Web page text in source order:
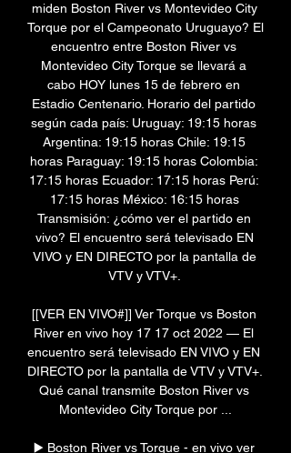
miden Boston River vs Montevideo City
Torque por el Campeonato Uruguayo? El
encuentro entre Boston River vs
Montevideo City Torque se llevará a
cabo HOY lunes 15 de febrero en
Estadio Centenario. Horario del partido
según cada país: Uruguay: 19:15 horas
Argentina: 19:15 horas Chile: 19:15
horas Paraguay: 19:15 horas Colombia:
17:15 horas Ecuador: 17:15 horas Perú:
17:15 horas México: 16:15 horas
Transmisión: ¿cómo ver el partido en
vivo? El encuentro será televisado EN
VIVO y EN DIRECTO por la pantalla de
VTV y VTV+.
[[VER EN VIVO#]] Ver Torque vs Boston
River en vivo hoy 17 17 oct 2022 — El
encuentro será televisado EN VIVO y EN
DIRECTO por la pantalla de VTV y VTV+.
Qué canal transmite Boston River vs
Montevideo City Torque por ...
▶️ Boston River vs Torque - en vivo ver